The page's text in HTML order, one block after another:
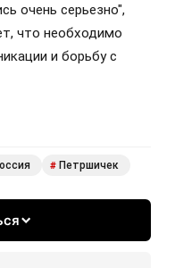
очень серьезно",
что необходимо
и борьбу с
# Петршичек